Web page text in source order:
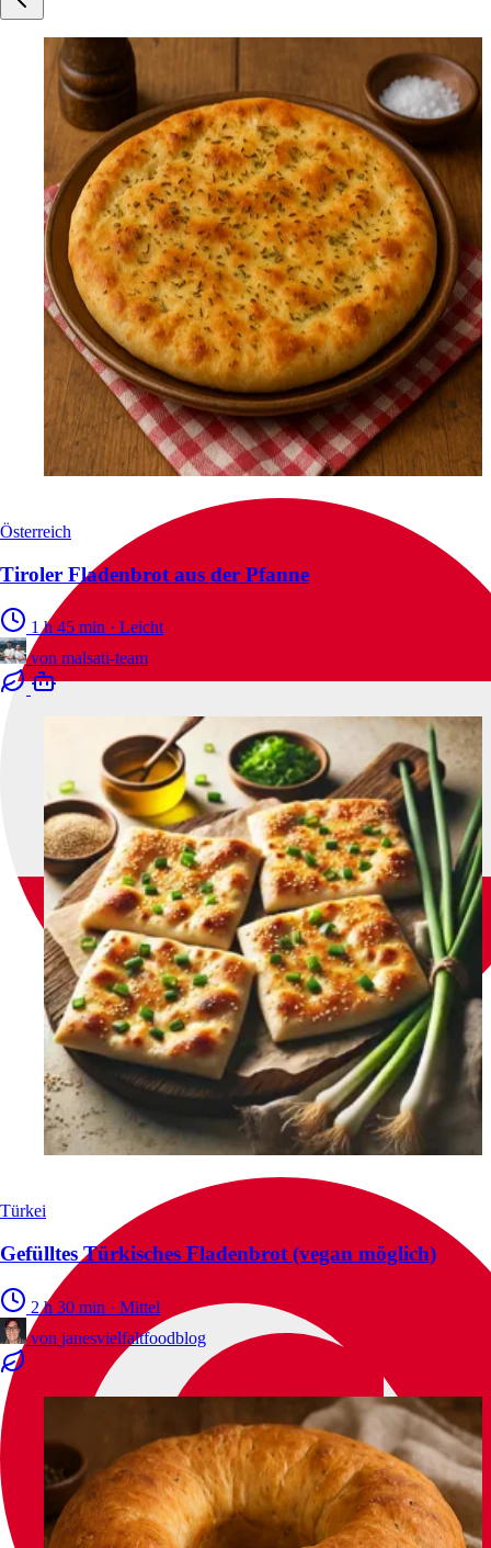
Österreich
Tiroler Fladenbrot aus der Pfanne
1 h 45 min · Leicht
von malsati-team
Türkei
Gefülltes Türkisches Fladenbrot (vegan möglich)
2 h 30 min · Mittel
von janesvielfaltfoodblog